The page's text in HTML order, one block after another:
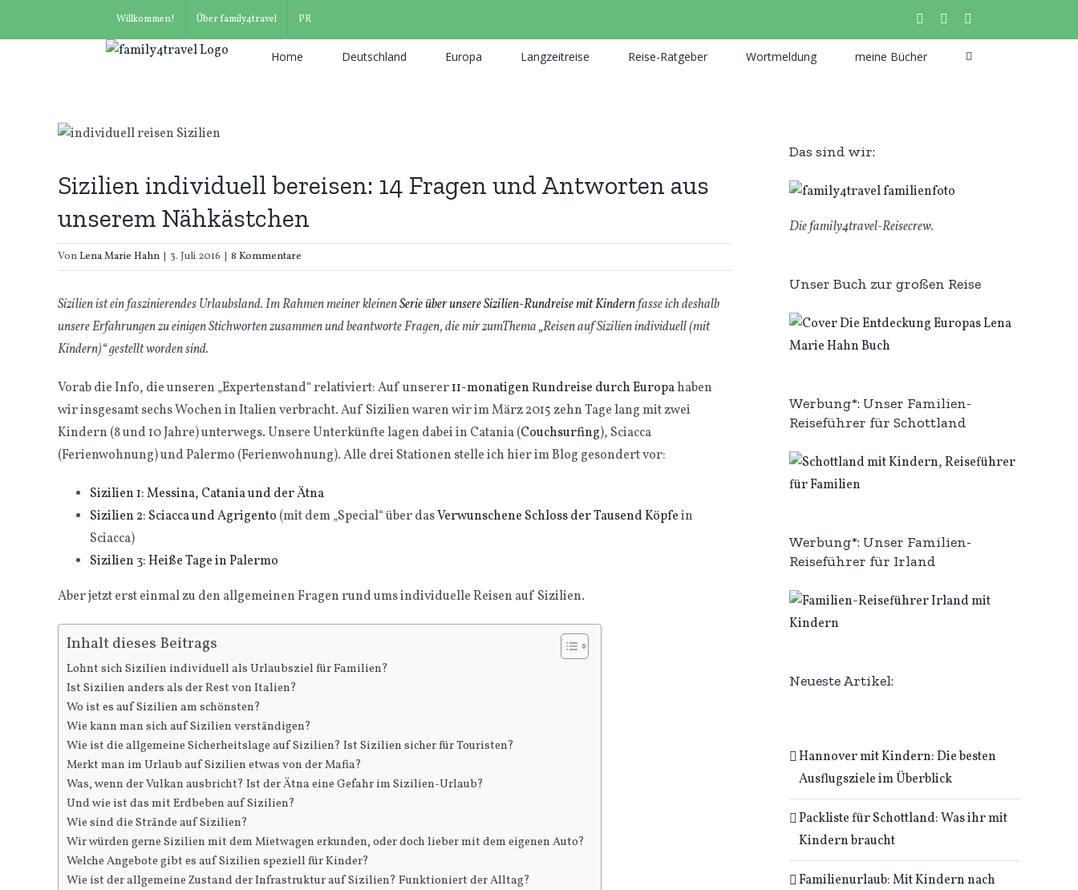
Willkommen! Über family4travel PR instagramfacebook
Home Deutschland Europa Langzeitreise Reise-Ratgeber Wortmeldung meine Bücher
Sizilien individuell bereisen: 14 Fragen und Antworten aus
unserem Nähkästchen
VonLena Marie Hahn | 3. Juli 2016 | 8 Kommentare
Sizilien ist ein faszinierendes Urlaubsland. Im Rahmen meiner kleinenSerie über unsere Sizilien-Rundreise mit Kindernfasse ich deshalb
unsere Erfahrungen zu einigen Stichworten zusammen und beantworte Fragen, die mir zumThema „Reisen auf Sizilien individuell (mit
Kindern)“ gestellt worden sind.
Vorab die Info, die unseren „Expertenstand“ relativiert: Auf unserer11-monatigen Rundreise durch Europahaben
wir insgesamt sechs Wochen in Italien verbracht. Auf Sizilien waren wir im März 2015 zehn Tage lang mit zwei
Kindern (8 und 10 Jahre) unterwegs. Unsere Unterkünfte lagen dabei in Catania (Couchsurfing), Sciacca
(Ferienwohnung) und Palermo (Ferienwohnung). Alle drei Stationen stelle ich hier im Blog gesondert vor:
Sizilien 1: Messina, Catania und der Ätna
Sizilien 2: Sciacca und Agrigento (mit dem „Special“ über dasVerwunschene Schloss der Tausend Köpfein
Sciacca)
Sizilien 3: Heiße Tage in Palermo
Aber jetzt erst einmal zu den allgemeinen Fragen rund ums individuelle Reisen auf Sizilien.
Inhalt dieses Beitrags
Lohnt sich Sizilien individuell als Urlaubsziel für Familien?
Ist Sizilien anders als der Rest von Italien?
Wo ist es auf Sizilien am schönsten?
Wie kann man sich auf Sizilien verständigen?
Wie ist die allgemeine Sicherheitslage auf Sizilien? Ist Sizilien sicher für Touristen?
Merkt man im Urlaub auf Sizilien etwas von der Mafia?
Was, wenn der Vulkan ausbricht? Ist der Ätna eine Gefahr im Sizilien-Urlaub?
Und wie ist das mit Erdbeben auf Sizilien?
Wie sind die Strände auf Sizilien?
Wir würden gerne Sizilien mit dem Mietwagen erkunden, oder doch lieber mit dem eigenen Auto?
Welche Angebote gibt es auf Sizilien speziell für Kinder?
Wie ist der allgemeine Zustand der Infrastruktur auf Sizilien? Funktioniert der Alltag?
Das sind wir:
Die family4travel-Reisecrew.
Unser Buch zur großen Reise
Werbung*: Unser Familien-
Reiseführer für Schottland
Werbung*: Unser Familien-
Reiseführer für Irland
Neueste Artikel:
Hannover mit Kindern: Die besten
Ausflugsziele im Überblick
Packliste für Schottland: Was ihr mit
Kindern braucht
Familienurlaub: Mit Kindern nach